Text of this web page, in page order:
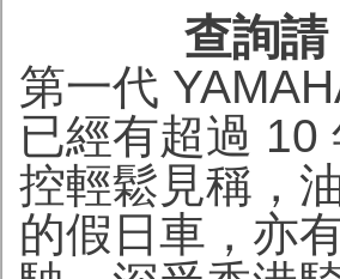
查詢
第一代
已經有超過 10
控輕鬆見稱，
的假日車，亦